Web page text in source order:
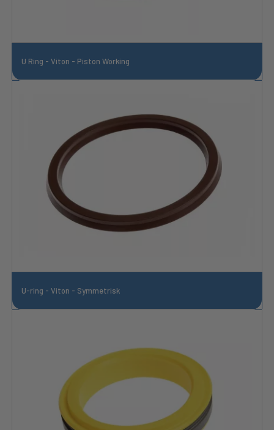
U Ring - Viton - Piston Working
U-ring - Viton - Symmetrisk